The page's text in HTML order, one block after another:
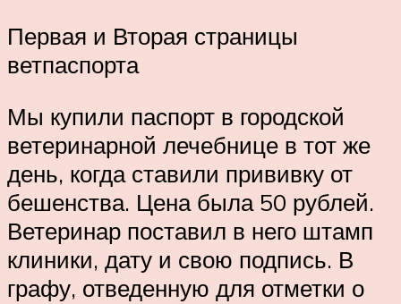
Первая и Вторая страницы
ветпаспорта
Мы купили паспорт в городской
ветеринарной лечебнице в тот же
день, когда ставили прививку от
бешенства. Цена была 50 рублей.
Ветеринар поставил в него штамп
клиники, дату и свою подпись. В
графу, отведенную для отметки о